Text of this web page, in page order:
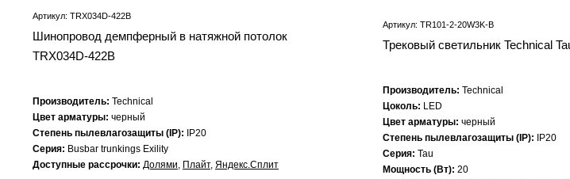
Артикул: TRX034D-422B
Шинопровод демпферный в натяжной потолок
TRX034D-422B
Производитель: Technical
Цвет арматуры: черный
Степень пылевлагозащиты (IP):
IP20
Серия: Busbar trunkings Exility
Доступные рассрочки: Долями, Плайт, Яндекс.Сплит
Артикул: TR101-2-20W3K-B
Трековый светильник Technical
Производитель: Technical
Цоколь: LED
Цвет арматуры: черный
Степень пылевлагозащиты (IP):
IP20
Серия: Tau
Мощность (Вт): 20